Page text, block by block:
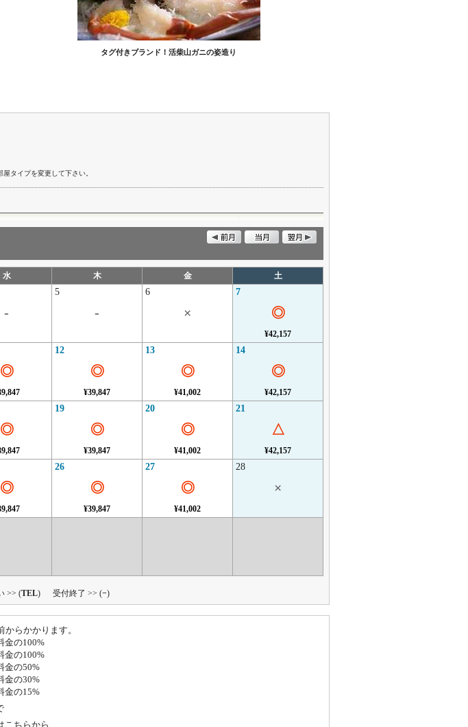
タグ付きブランド！活柴山ガニの姿造り
タイプを変更して下さい。
水 木 金 土
-
5
-
6
×
7
◎
¥42,157
◎
12
◎
¥39,847
13
◎
¥41,002
14
◎
¥42,157
◎
19
◎
¥39,847
20
◎
¥41,002
21
△
¥42,157
◎
26
◎
¥39,847
27
◎
¥41,002
28
×
>> (TEL) 受付終了 >> (−)
らかかります。
100%
100%
50%
の30%
金の15%
こちらから